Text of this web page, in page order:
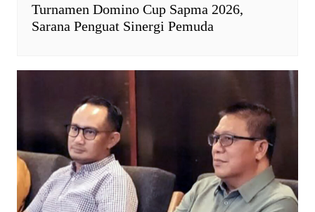
Turnamen Domino Cup Sapma 2026,
Sarana Penguat Sinergi Pemuda